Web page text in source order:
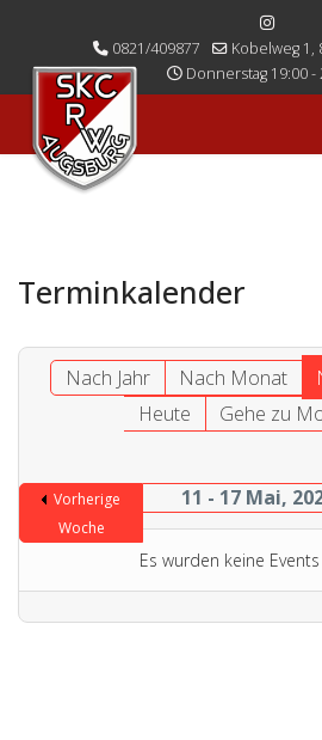
0821/409877
Kobelweg 1,
Donnerstag 19:00 -
Terminkalender
Nach Jahr Nach Monat
Heute
Gehe zu
Vorherige
Woche
11 - 17 Mai,
Es wurden keine